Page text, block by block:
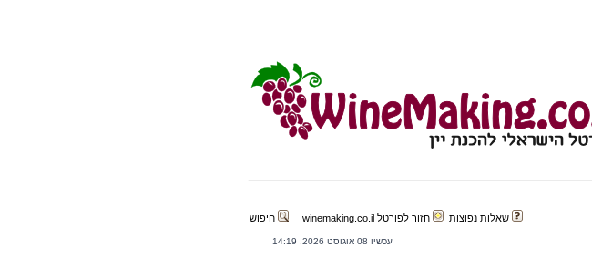
שאלות נפוצות חזור לפורטל winemaking.co.il חיפוש
עכשיו 08 אוגוסט 2026, 14:19